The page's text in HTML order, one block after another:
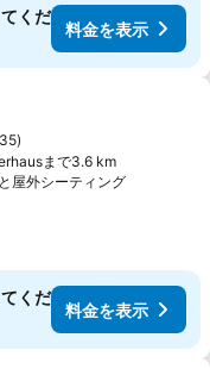
くだ
料金を表示
に追加
まで3.6 km
屋外シーティング
くだ
料金を表示